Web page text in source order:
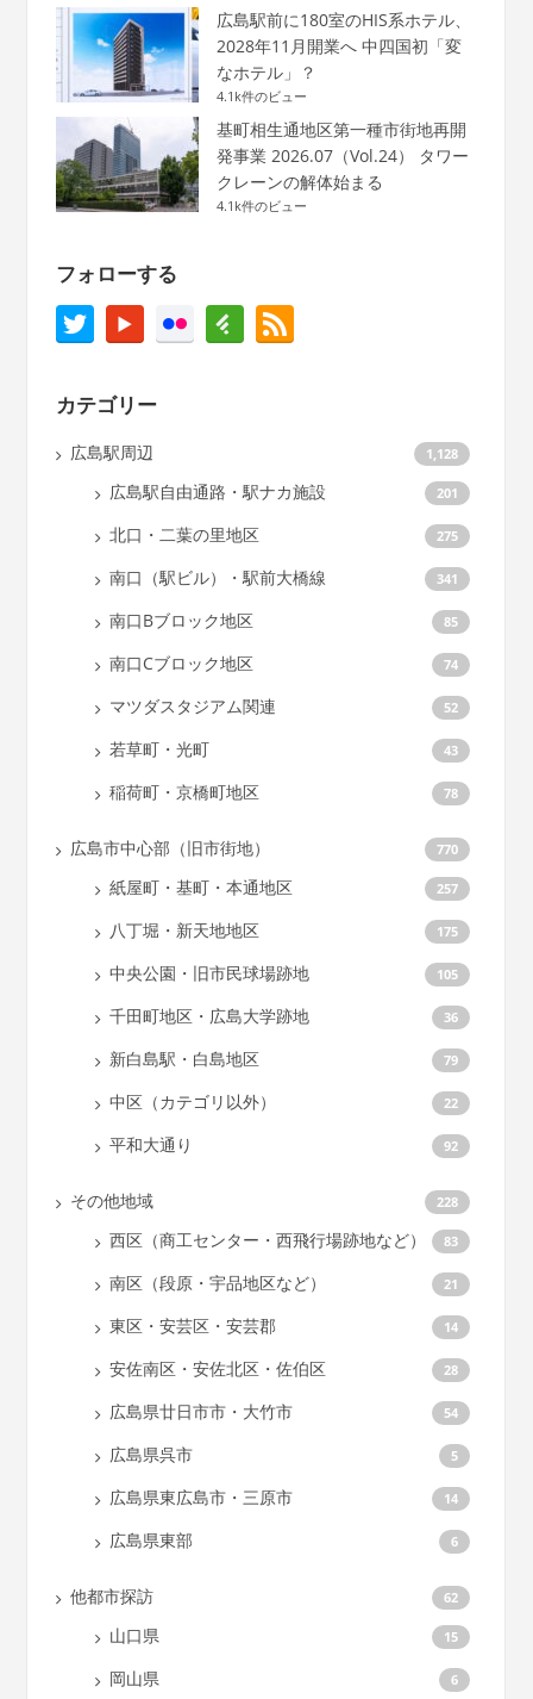
広島駅前に180室のHIS系ホテル、
2028年11月開業へ 中四国初「変
なホテル」？
4.1k件のビュー
基町相生通地区第一種市街地再開
発事業 2026.07（Vol.24） タワー
クレーンの解体始まる
4.1k件のビュー
フォローする
カテゴリー
広島駅周辺 1,128
広島駅自由通路・駅ナカ施設 201
北口・二葉の里地区 275
南口（駅ビル）・駅前大橋線 341
南口Bブロック地区 85
南口Cブロック地区 74
マツダスタジアム関連 52
若草町・光町 43
稲荷町・京橋町地区 78
広島市中心部（旧市街地） 770
紙屋町・基町・本通地区 257
八丁堀・新天地地区 175
中央公園・旧市民球場跡地 105
千田町地区・広島大学跡地 36
新白島駅・白島地区 79
中区（カテゴリ以外） 22
平和大通り 92
その他地域 228
西区（商工センター・西飛行場跡地など） 83
南区（段原・宇品地区など） 21
東区・安芸区・安芸郡 14
安佐南区・安佐北区・佐伯区 28
広島県廿日市市・大竹市 54
広島県呉市 5
広島県東広島市・三原市 14
広島県東部 6
他都市探訪 62
山口県 15
岡山県 6